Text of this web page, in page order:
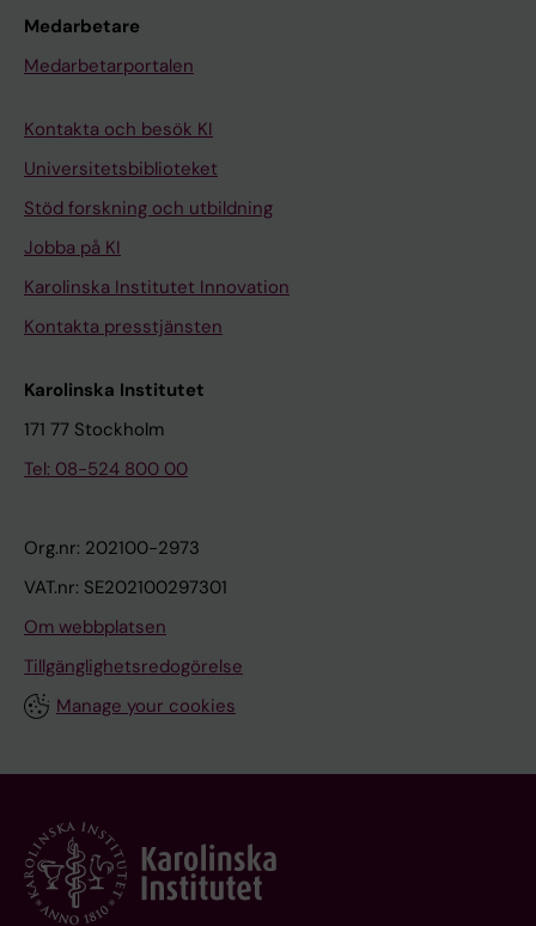
Medarbetare
Medarbetarportalen
Kontakta och besök KI
Universitetsbiblioteket
Stöd forskning och utbildning
Jobba på KI
Karolinska Institutet Innovation
Kontakta presstjänsten
Karolinska Institutet
171 77 Stockholm
Tel: 08-524 800 00
Org.nr: 202100-2973
VAT.nr: SE202100297301
Om webbplatsen
Tillgänglighetsredogörelse
Manage your cookies